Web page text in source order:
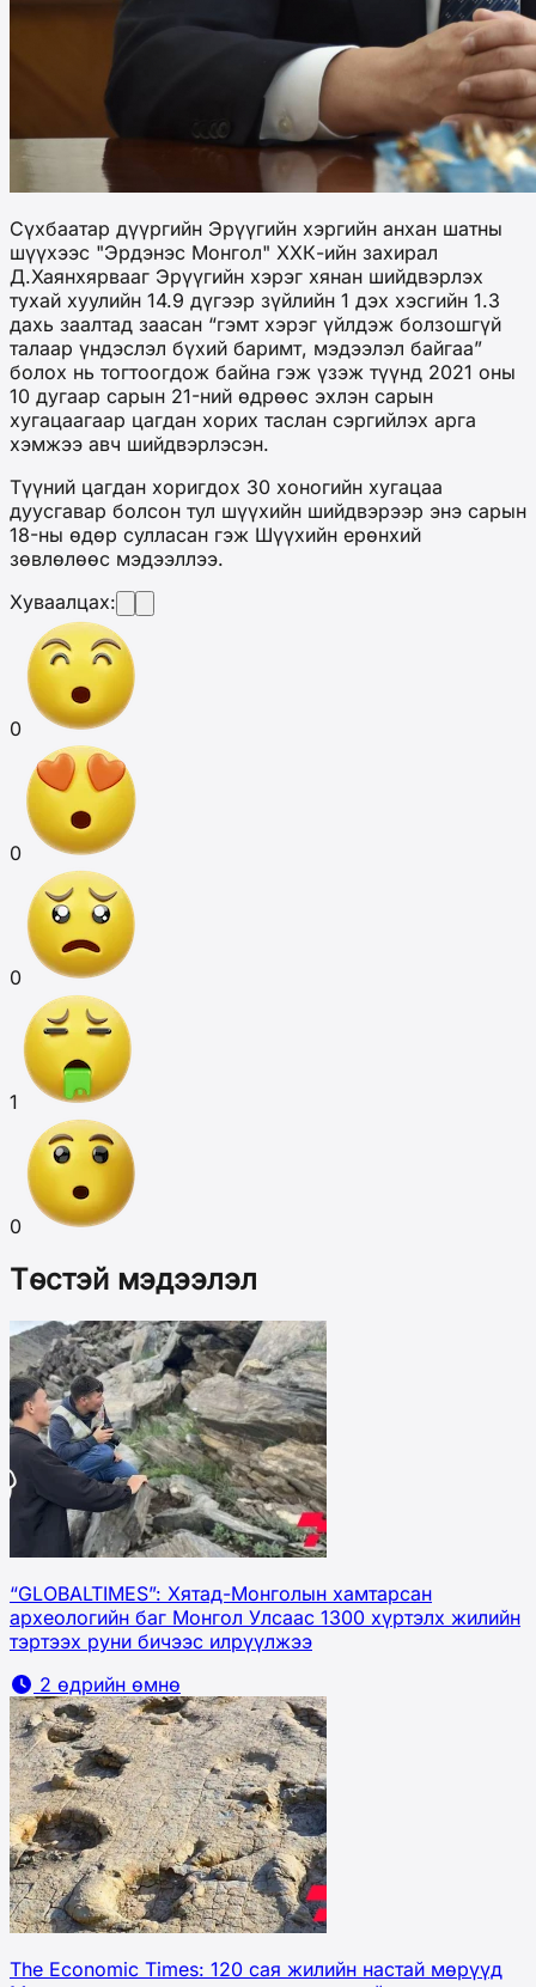
Сүхбаатар дүүргийн Эрүүгийн хэргийн анхан шатны
шүүхээс "Эрдэнэс Монгол" ХХК-ийн захирал
Д.Хаянхярвааг Эрүүгийн хэрэг хянан шийдвэрлэх
тухай хуулийн 14.9 дүгээр зүйлийн 1 дэх хэсгийн 1.3
дахь заалтад заасан “гэмт хэрэг үйлдэж болзошгүй
талаар үндэслэл бүхий баримт, мэдээлэл байгаа”
болох нь тогтоогдож байна гэж үзэж түүнд 2021 оны
10 дугаар сарын 21-ний өдрөөс эхлэн сарын
хугацаагаар цагдан хорих таслан сэргийлэх арга
хэмжээ авч шийдвэрлэсэн.
Түүний цагдан хоригдох 30 хоногийн хугацаа
дуусгавар болсон тул шүүхийн шийдвэрээр энэ сарын
18-ны өдөр сулласан гэж Шүүхийн ерөнхий
зөвлөлөөс мэдээллээ.
Хуваалцах:
0
0
0
1
0
Төстэй мэдээлэл
“GLOBALTIMES”: Хятад-Монголын хамтарсан
археологийн баг Монгол Улсаас 1300 хүртэлх жилийн
тэртээх руни бичээс илрүүлжээ
2 өдрийн өмнө
The Economic Times: 120 сая жилийн настай мөрүүд